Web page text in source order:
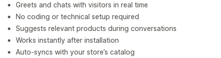
Greets and chats with visitors in real time
No coding or technical setup required
Suggests relevant products during conversations
Works instantly after installation
Auto-syncs with your store’s catalog